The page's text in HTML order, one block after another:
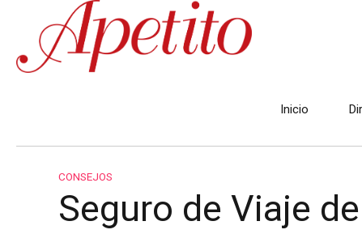
Inicio
CONSEJOS
Seguro de Viaje